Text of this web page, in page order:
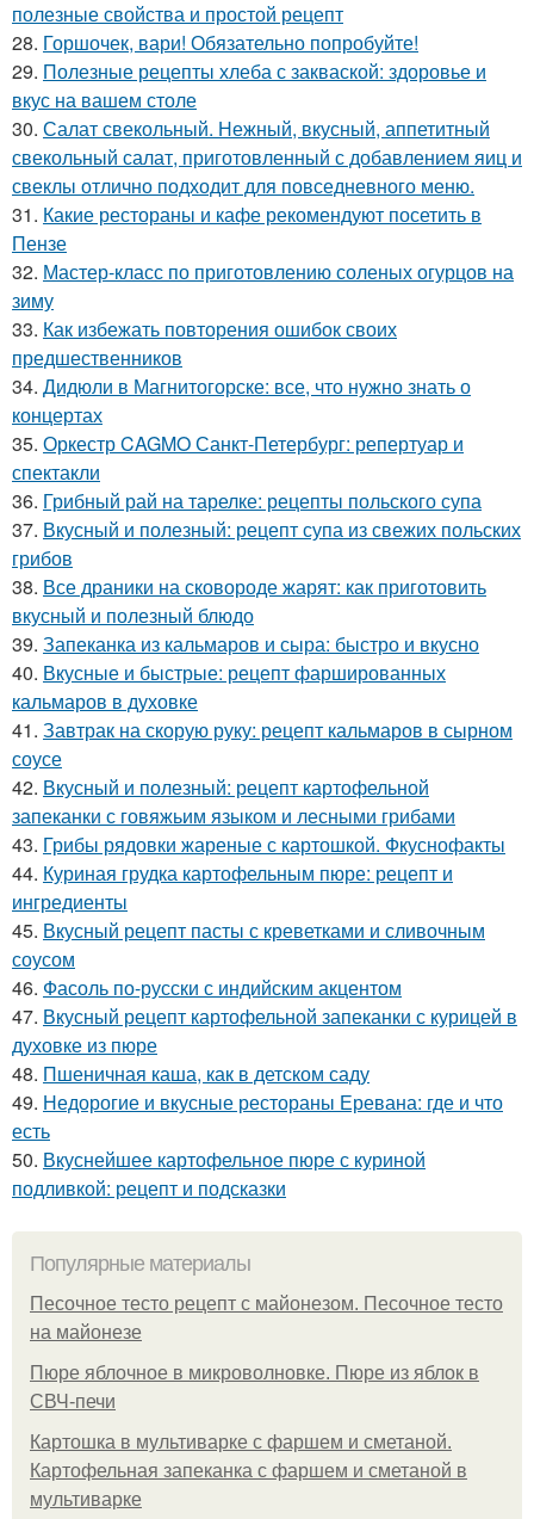
полезные свойства и простой рецепт
28. Горшочек, вари! Обязательно попробуйте!
29. Полезные рецепты хлеба с закваской: здоровье и
вкус на вашем столе
30. Салат свекольный. Нежный, вкусный, аппетитный
свекольный салат, приготовленный с добавлением яиц и
свеклы отлично подходит для повседневного меню.
31. Какие рестораны и кафе рекомендуют посетить в
Пензе
32. Мастер-класс по приготовлению соленых огурцов на
зиму
33. Как избежать повторения ошибок своих
предшественников
34. Дидюли в Магнитогорске: все, что нужно знать о
концертах
35. Оркестр CAGMO Санкт-Петербург: репертуар и
спектакли
36. Грибный рай на тарелке: рецепты польского супа
37. Вкусный и полезный: рецепт супа из свежих польских
грибов
38. Все драники на сковороде жарят: как приготовить
вкусный и полезный блюдо
39. Запеканка из кальмаров и сыра: быстро и вкусно
40. Вкусные и быстрые: рецепт фаршированных
кальмаров в духовке
41. Завтрак на скорую руку: рецепт кальмаров в сырном
соусе
42. Вкусный и полезный: рецепт картофельной
запеканки с говяжьим языком и лесными грибами
43. Грибы рядовки жареные с картошкой. Фкуснофакты
44. Куриная грудка картофельным пюре: рецепт и
ингредиенты
45. Вкусный рецепт пасты с креветками и сливочным
соусом
46. Фасоль по-русски с индийским акцентом
47. Вкусный рецепт картофельной запеканки с курицей в
духовке из пюре
48. Пшеничная каша, как в детском саду
49. Недорогие и вкусные рестораны Еревана: где и что
есть
50. Вкуснейшее картофельное пюре с куриной
подливкой: рецепт и подсказки
Популярные материалы
Песочное тесто рецепт с майонезом. Песочное тесто
на майонезе
Пюре яблочное в микроволновке. Пюре из яблок в
СВЧ-печи
Картошка в мультиварке с фаршем и сметаной.
Картофельная запеканка с фаршем и сметаной в
мультиварке